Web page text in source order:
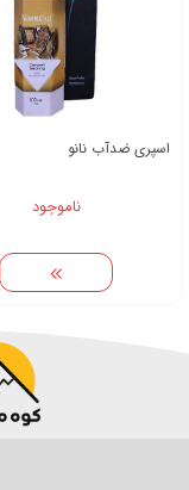
اسپری ضدآب نانو
ناموجود